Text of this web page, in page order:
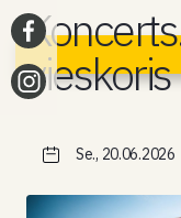
Se., 20.06.2026